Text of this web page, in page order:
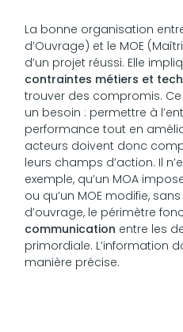
La bonne organisation
d’Ouvrage) et le MOE
d’un projet réussi. Elle
contraintes métiers et
trouver des compromis.
un besoin : permettre à
performance tout en
acteurs doivent donc
leurs champs d’action. Il
exemple, qu’un MOA
ou qu’un MOE modifie,
d’ouvrage, le périmètre
communication entre les
primordiale. L’information
manière précise.